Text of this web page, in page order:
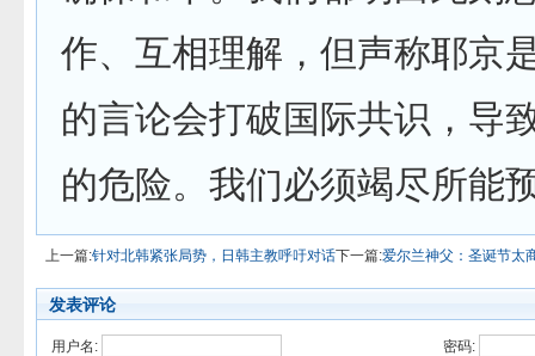
作、互相理解，但声称耶京
的言论会打破国际共识，导
的危险。我们必须竭尽所能
上一篇:针对北韩紧张局势，日韩主教呼吁对话下一篇:爱尔兰神父：圣诞节太
发表评论
用户名:
密码: